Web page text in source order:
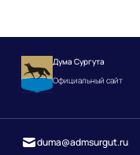
Дума Сургута
Официальный сайт
duma@admsurgut.ru